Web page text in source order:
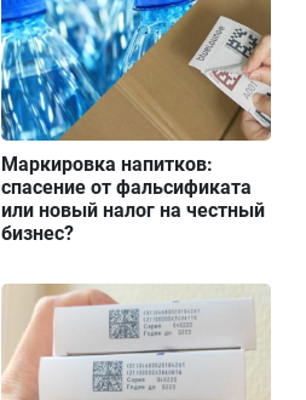
Маркировка напитков:
спасение от фальсификата
или новый налог на честный
бизнес?